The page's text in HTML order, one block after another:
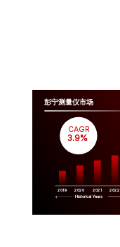
彭宁测量仪市场
2019 2020 2021 2022
CAGR
3.9%
Historical Years